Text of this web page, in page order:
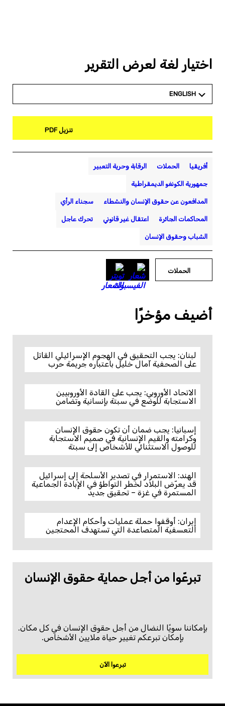
اختيار لغة لعرض التقرير
ENGLISH
تنزيل PDF
أفريقيا الحملات الرقابة وحرية التعبير
جمهورية الكونغو الديمقراطية
المدافعون عن حقوق الإنسان والنشطاء سجناء الرأي
المحاكمات الجائرة اعتقال غير قانوني تحرك عاجل
الشباب وحقوق الإنسان
الحملات
أضيف مؤخرًا
لبنان: يجب التحقيق في الهجوم الإسرائيلي القاتل
على الصحفية آمال خليل باعتباره جريمة حرب
الاتحاد الأوروبي: يجب على القادة الأوروبيين
الاستجابة للوضع في سبتة بإنسانية وتضامن
إسبانيا: يجب ضمان أن تكون حقوق الإنسان
وكرامته والقيم الإنسانية في صميم الاستجابة
للوصول الاستثنائي للأشخاص إلى سبتة
الهند: الاستمرار في تصدير الأسلحة إلى إسرائيل
قد يعرّض البلاد لخطر التواطؤ في الإبادة الجماعية
المستمرة في غزة – تحقيق جديد
إيران: أوقفوا حملة عمليات وأحكام الإعدام
التعسفية المتصاعدة التي تستهدف المحتجين
تبرعّوا من أجل حماية حقوق الإنسان
بإمكاننا سويًا النضال من أجل حقوق الإنسان في كل مكان.
بإمكان تبرعكم تغيير حياة ملايين الأشخاص.
تبرعوا الآن